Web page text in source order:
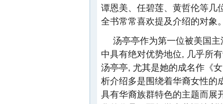
谭恩美、任碧莲、黄哲伦等几
全书常常喜欢提及介绍的对象
汤亭亭作为第一位被美国
中具有绝对优势地位, 几乎所
汤亭亭, 尤其是她的成名作《
析介绍多是围绕着华裔女性的
具有华裔族群特色的主题而展